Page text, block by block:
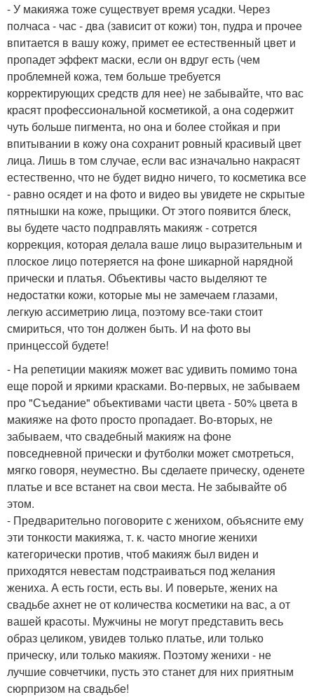
- У макияжа тоже существует время усадки. Через
полчаса - час - два (зависит от кожи) тон, пудра и прочее
впитается в вашу кожу, примет ее естественный цвет и
пропадет эффект маски, если он вдруг есть (чем
проблемней кожа, тем больше требуется
корректирующих средств для нее) не забывайте, что вас
красят профессиональной косметикой, а она содержит
чуть больше пигмента, но она и более стойкая и при
впитывании в кожу она сохранит ровный красивый цвет
лица. Лишь в том случае, если вас изначально накрасят
естественно, что не будет видно ничего, то косметика все
- равно осядет и на фото и видео вы увидете не скрытые
пятнышки на коже, прыщики. От этого появится блеск,
вы будете часто подправлять макияж - сотрется
коррекция, которая делала ваше лицо выразительным и
плоское лицо потеряется на фоне шикарной нарядной
прически и платья. Объективы часто выделяют те
недостатки кожи, которые мы не замечаем глазами,
легкую ассиметрию лица, поэтому все-таки стоит
смириться, что тон должен быть. И на фото вы
принцессой будете!
- На репетиции макияж может вас удивить помимо тона
еще порой и яркими красками. Во-первых, не забываем
про "Съедание" объективами части цвета - 50% цвета в
макияже на фото просто пропадает. Во-вторых, не
забываем, что свадебный макияж на фоне
повседневной прически и футболки может смотреться,
мягко говоря, неуместно. Вы сделаете прическу, оденете
платье и все встанет на свои места. Не забывайте об
этом.
- Предварительно поговорите с женихом, объясните ему
эти тонкости макияжа, т. к. часто многие женихи
категорически против, чтоб макияж был виден и
приходятся невестам подстраиваться под желания
жениха. А есть гости, есть вы. И поверьте, жених на
свадьбе ахнет не от количества косметики на вас, а от
вашей красоты. Мужчины не могут представить весь
образ целиком, увидев только платье, или только
прическу, или только макияж. Поэтому женихи - не
лучшие совчетчики, пусть это станет для них приятным
сюрпризом на свадьбе!